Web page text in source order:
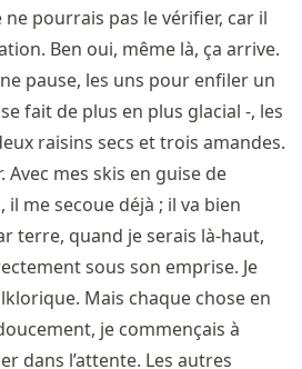
pourrais pas le vérifier, car il
Ben oui, même là, ça arrive.
pause, les uns pour enfiler un
fait de plus en plus glacial -, les
raisins secs et trois amandes.
Avec mes skis en guise de
me secoue déjà ; il va bien
terre, quand je serais là-haut,
sous son emprise. Je
Mais chaque chose en
je commençais à
dans l’attente. Les autres